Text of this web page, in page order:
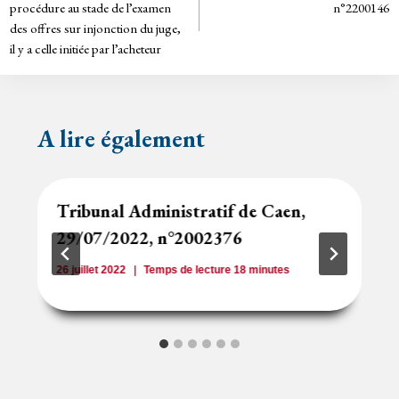
dl
l’article
procédure au stade de l’examen
des offres sur injonction du juge,
il y a celle initiée par l’acheteur
n°2200146
A lire également
Tribunal Administratif de Caen,
29/07/2022, n°2002376
26 juillet 2022 Temps de lecture 18minutes